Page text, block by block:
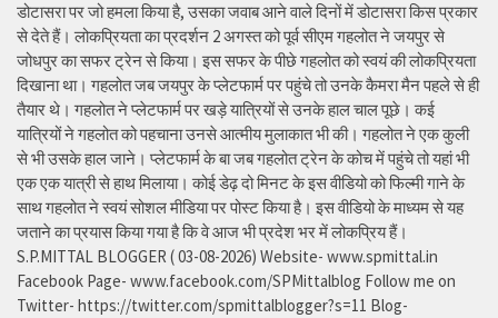
डोटासरा पर जो हमला किया है, उसका जवाब आने वाले दिनों में डोटासरा किस प्रकार
से देते हैं। लोकप्रियता का प्रदर्शन 2 अगस्त को पूर्व सीएम गहलोत ने जयपुर से
जोधपुर का सफर ट्रेन से किया। इस सफर के पीछे गहलोत को स्वयं की लोकप्रियता
दिखाना था। गहलोत जब जयपुर के प्लेटफार्म पर पहुंचे तो उनके कैमरा मैन पहले से ही
तैयार थे। गहलोत ने प्लेटफार्म पर खड़े यात्रियों से उनके हाल चाल पूछे। कई
यात्रियों ने गहलोत को पहचाना उनसे आत्मीय मुलाकात भी की। गहलोत ने एक कुली
से भी उसके हाल जाने। प्लेटफार्म के बा जब गहलोत ट्रेन के कोच में पहुंचे तो यहां भी
एक एक यात्री से हाथ मिलाया। कोई डेढ़ दो मिनट के इस वीडियो को फिल्मी गाने के
साथ गहलोत ने स्वयं सोशल मीडिया पर पोस्ट किया है। इस वीडियो के माध्यम से यह
जताने का प्रयास किया गया है कि वे आज भी प्रदेश भर में लोकप्रिय हैं।
S.P.MITTAL BLOGGER ( 03-08-2026) Website- www.spmittal.in
Facebook Page- www.facebook.com/SPMittalblog Follow me on
Twitter- https://twitter.com/spmittalblogger?s=11 Blog-